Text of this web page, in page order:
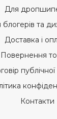
Для
та
Доставка і
Повернення
Контакти